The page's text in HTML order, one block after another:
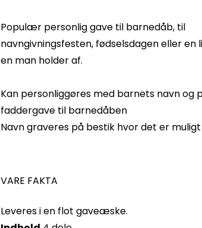
Populær personlig gave til barnedåb, til
navngivningsfesten, fødselsdagen eller
en man holder af.
Kan personliggøres med barnets navn og
faddergave til barnedåben
Navn graveres på bestik hvor det er muligt
VARE FAKTA
Leveres i en flot gaveæske.